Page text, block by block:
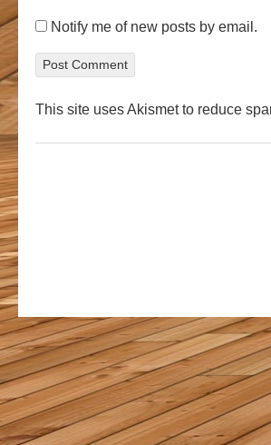
Notify me of new posts by email.
This site uses Akismet to reduce